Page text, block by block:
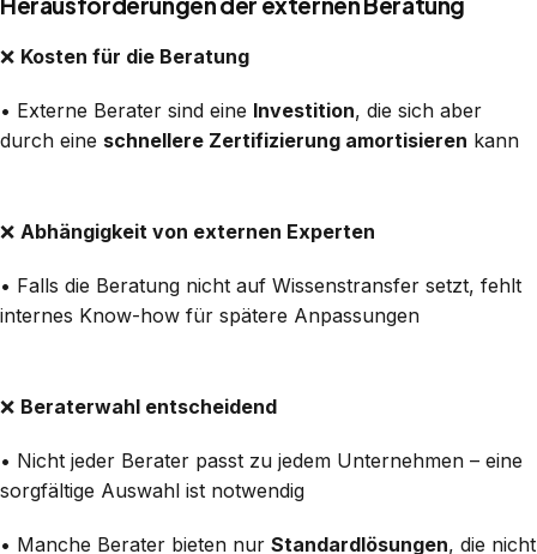
❌ Kosten für die Beratung
• Externe Berater sind eine Investition, die sich aber
durch eine schnellere Zertifizierung amortisieren kann
❌ Abhängigkeit von externen Experten
• Falls die Beratung nicht auf Wissenstransfer setzt, fehlt
internes Know-how für spätere Anpassungen
❌ Beraterwahl entscheidend
• Nicht jeder Berater passt zu jedem Unternehmen – eine
sorgfältige Auswahl ist notwendig
• Manche Berater bieten nur Standardlösungen, die nicht